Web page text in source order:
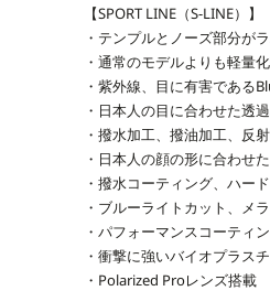
【SPORT LINE（S-LINE）】
・テンプルとノーズ部分が
・通常のモデルよりも軽量
・紫外線、目に有害である
・日本人の目に合わせた透
・撥水加工、撥油加工、反
・日本人の顔の形に合わせ
・撥水コーティング、ハー
・ブルーライトカット、メ
・パフォーマンスコーティ
・衝撃に強いバイオプラス
・Polarized Proレンズ搭載